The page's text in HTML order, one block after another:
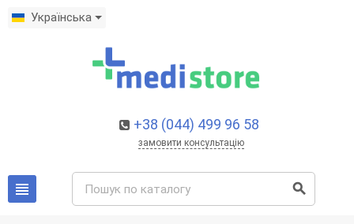
Українська
+38 (044) 499 96 58
замовити консультацію
view_headline search